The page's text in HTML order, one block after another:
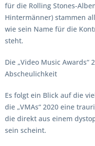
für die Rolling Stones-
Hintermänner) stammen
wie sein Name für die
steht.
Die „Video Music Awards“
Abscheulichkeit
Es folgt ein Blick auf die
die „VMAs“ 2020 eine
die direkt aus einem
sein scheint.